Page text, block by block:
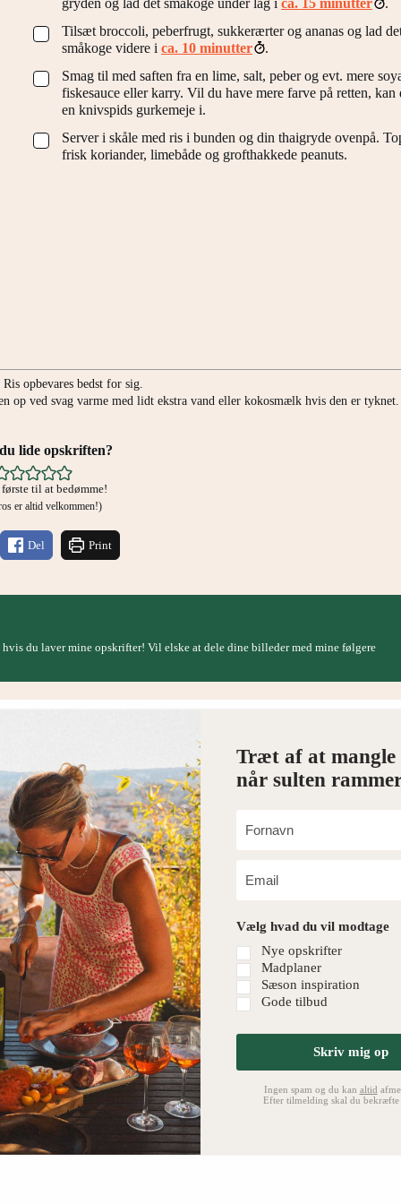
gryden og lad det småkoge under låg i ca. 15 minutter .
▢
Tilsæt broccoli, peberfrugt, sukkerærter og ananas og lad
småkoge videre i ca. 10 minutter .
▢
Smag til med saften fra en lime, salt, peber og evt. mere
fiskesauce eller karry. Vil du have mere farve på retten, kan
en knivspids gurkemeje i.
▢
Server i skåle med ris i bunden og din thaigryde ovenpå.
frisk koriander, limebåde og grofthakkede peanuts.
opbevares bedst for sig.
op ved svag varme med lidt ekstra vand eller kokosmælk hvis den er tyknet.
lide opskriften?
til at bedømme!
ros er altid velkommen!)
Del Print
hvis du laver mine opskrifter! Vil elske at dele dine billeder med mine følgere
Træt af at mangle
når sulten
Vælg hvad du vil modtage
Nye opskrifter
Madplaner
Sæson inspiration
Gode tilbud
Skriv mig op
Ingen spam og du kan altid
Efter tilmelding skal du